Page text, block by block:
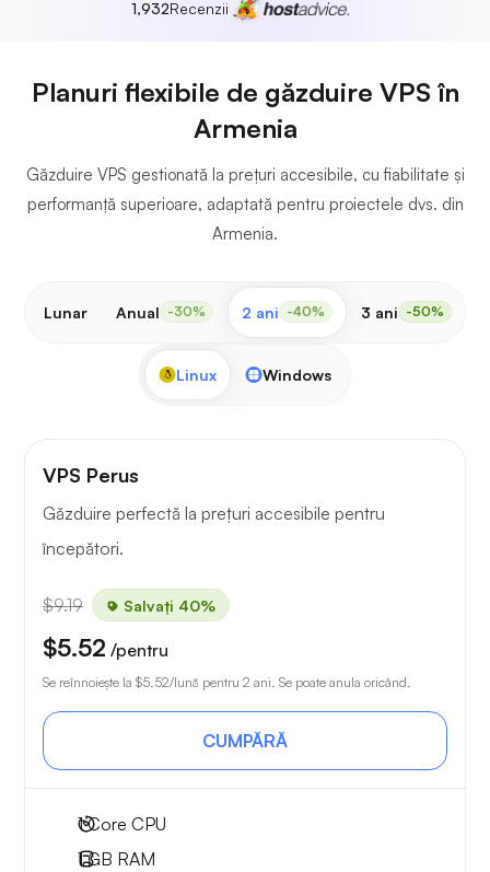
1,932Recenzii
Planuri flexibile de găzduire VPS în
Armenia
Găzduire VPS gestionată la prețuri accesibile, cu fiabilitate și
performanță superioare, adaptată pentru proiectele dvs. din
Armenia.
Lunar Anual -30% 2 ani -40% 3 ani -50%
Linux Windows
VPS Perus
Găzduire perfectă la prețuri accesibile pentru
începători.
$9.19 Salvați 40%
$5.52 /pentru
Se reînnoiește la $5.52/lună pentru 2 ani. Se poate anula oricând.
CUMPĂRĂ
1Core CPU
1 GB RAM